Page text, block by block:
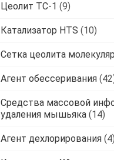
Цеолит ТС-1 (9)
Катализатор HTS (10)
Сетка цеолита
Агент обессеривания
Средства массовой
удаления мышьяка (14)
Агент дехлорирования (4)